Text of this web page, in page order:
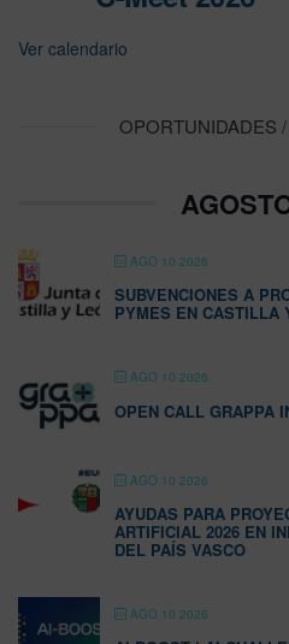
Ver calendario
OPORTUNIDADES
AGO 10 2026
SUBVENCIONES A
PYMES EN CASTILLA
AGO 10 2026
OPEN CALL GRAPPA
AGO 10 2026
AYUDAS PARA
ARTIFICIAL 2026 EN
DEL PAÍS VASCO
AGO 10 2026